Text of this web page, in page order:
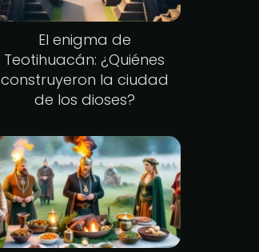
El enigma de
Teotihuacán: ¿Quiénes
construyeron la ciudad
de los dioses?